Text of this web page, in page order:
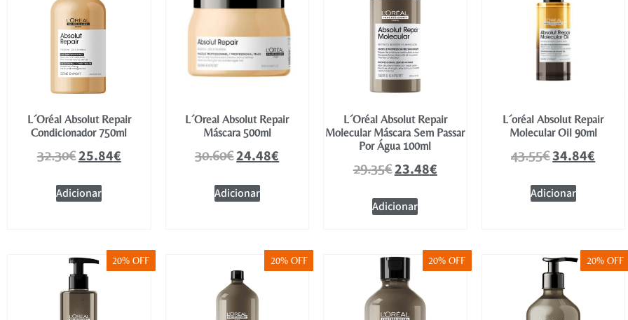
L´Oréal Absolut Repair
Condicionador 750ml
32.30€25.84€
Adicionar
L´Oreal Absolut Repair
Máscara 500ml
30.60€24.48€
Adicionar
L´Oréal Absolut Repair
Molecular Máscara Sem Passar
Por Água 100ml
29.35€23.48€
Adicionar
L´oréal Absolut Repair
Molecular Oil 90ml
43.55€34.84€
Adicionar
20% OFF 20% OFF 20% OFF 20% OFF